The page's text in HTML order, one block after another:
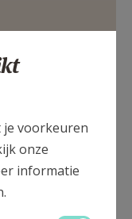
je voorkeuren
onze
informatie